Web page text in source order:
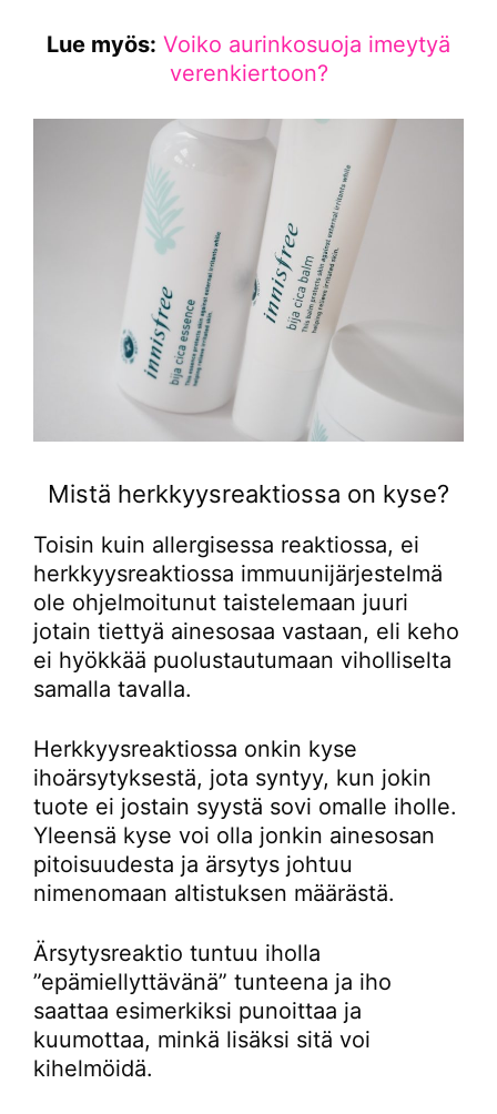
Lue myös: Voiko aurinkosuoja imeytyä
verenkiertoon?
Mistä herkkyysreaktiossa on kyse?
Toisin kuin allergisessa reaktiossa, ei
herkkyysreaktiossa immuunijärjestelmä
ole ohjelmoitunut taistelemaan juuri
jotain tiettyä ainesosaa vastaan, eli keho
ei hyökkää puolustautumaan viholliselta
samalla tavalla.
Herkkyysreaktiossa onkin kyse
ihoärsytyksestä, jota syntyy, kun jokin
tuote ei jostain syystä sovi omalle iholle.
Yleensä kyse voi olla jonkin ainesosan
pitoisuudesta ja ärsytys johtuu
nimenomaan altistuksen määrästä.
Ärsytysreaktio tuntuu iholla
”epämiellyttävänä” tunteena ja iho
saattaa esimerkiksi punoittaa ja
kuumottaa, minkä lisäksi sitä voi
kihelmöidä.